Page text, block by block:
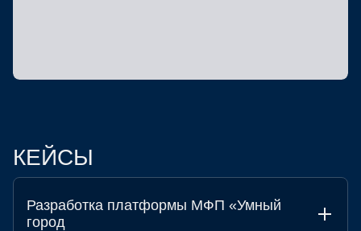
КЕЙСЫ
Разработка платформы МФП «Умный
город